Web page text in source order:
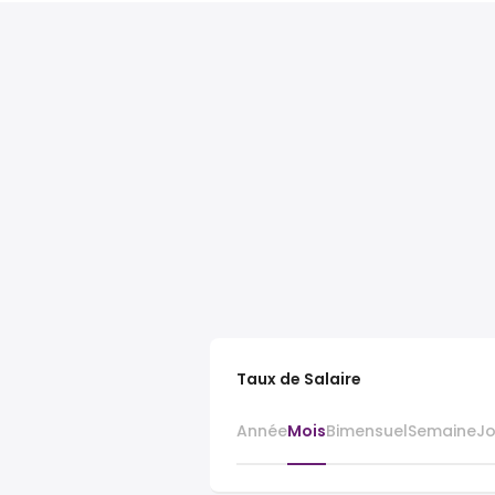
Taux de Salaire
AnnéeMoisBimensuelSemaine